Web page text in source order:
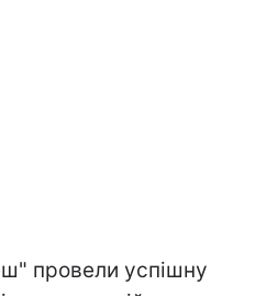
провели успішну